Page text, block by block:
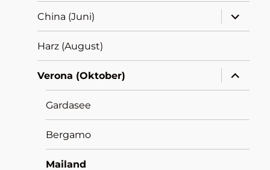
China (Juni)
öffnen
Harz (August)
Verona (Oktober)
öffnen
Gardasee
Bergamo
Mailand